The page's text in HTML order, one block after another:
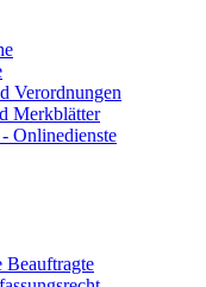
Verordnungen
Merkblätter
Onlinedienste
Beauftragte